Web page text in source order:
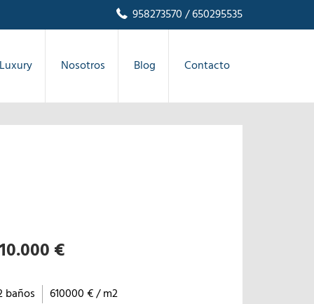
958273570/ 650295535
Luxury Nosotros Blog Contacto
€
baños 610000 € / m2